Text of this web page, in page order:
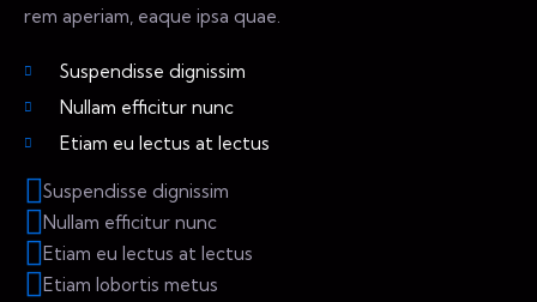
rem aperiam, eaque ipsa quae.
Suspendisse dignissim
Nullam efficitur nunc
Etiam eu lectus at lectus
Suspendisse dignissim
Nullam efficitur nunc
Etiam eu lectus at lectus
Etiam lobortis metus